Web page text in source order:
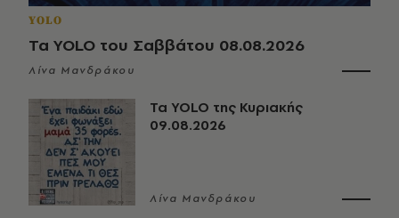
YOLO
Τα YOLO του Σαββάτου 08.08.2026
Λίνα Μανδράκου
Τα YOLO της Κυριακής
09.08.2026
Λίνα Μανδράκου